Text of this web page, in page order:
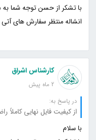
انشاله منتظر سفارش های
کارشناس اشراق
2 ماه پیش
در پاسخ به:
از کیفیت فایل نهایی کاملاً